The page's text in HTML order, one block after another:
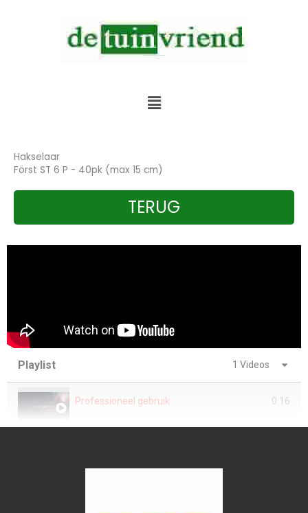
Menu
Hakselaar
Först ST 6 P - 40pk (max 15 cm)
TERUG
Playlist 1 Videos
Professioneel gebruik 0:16